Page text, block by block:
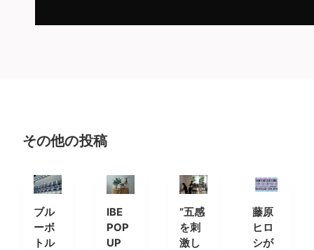
その他の投稿
ブル
ーボ
トル
IBE
POP
UP
”五感
を刺
激し
藤原
ヒロ
シが